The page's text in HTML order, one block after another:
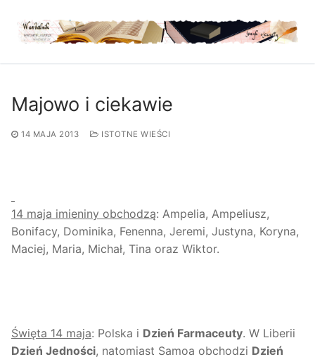
treści
Majowo i ciekawie
14 MAJA 2013 ISTOTNE WIEŚCI
14 maja imieniny obchodzą: Ampelia, Ampeliusz,
Bonifacy, Dominika, Fenenna, Jeremi, Justyna, Koryna,
Maciej, Maria, Michał, Tina oraz Wiktor.
Święta 14 maja: Polska i Dzień Farmaceuty. W Liberii
Dzień Jedności, natomiast Samoa obchodzi Dzień